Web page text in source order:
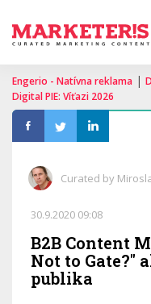
Engerio - Natívna reklama |
Digital PIE: Víťazi 2026
Curated by
30.9.2020 09:08
B2B Content
Not to Gate?"
publika